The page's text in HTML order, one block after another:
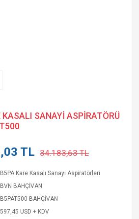
SANAYİ ASPİRATÖRÜ
TL 34.183,63 TL
B5PA Kare Kasalı Sanayi Aspiratörleri
BVN BAHÇİVAN
B5PAT500 BAHÇİVAN
597,45 USD + KDV